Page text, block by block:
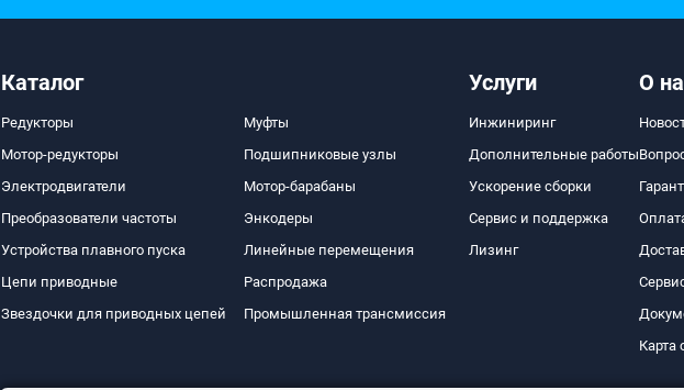
Каталог
Редукторы
Мотор-редукторы
Электродвигатели
Преобразователи частоты
Устройства плавного пуска
Цепи приводные
Звездочки для приводных цепей
Муфты
Подшипниковые узлы
Мотор-барабаны
Энкодеры
Линейные перемещения
Распродажа
Промышленная трансмиссия
Услуги
Инжиниринг
Дополнительные работы
Ускорение сборки
Сервис и поддержка
Лизинг
О
Карта